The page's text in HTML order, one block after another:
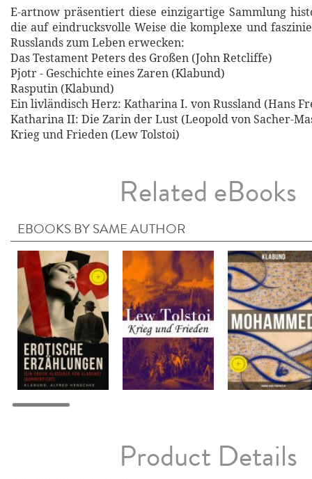
E-artnow präsentiert diese einzigartige Sammlung
die auf eindrucksvolle Weise die komplexe und
Russlands zum Leben erwecken:
Das Testament Peters des Großen (John Retcliffe)
Pjotr - Geschichte eines Zaren (Klabund)
Rasputin (Klabund)
Ein livländisch Herz: Katharina I. von Russland (Hans
Katharina II: Die Zarin der Lust (Leopold von Sacher-
Krieg und Frieden (Lew Tolstoi)
Related eBooks
EBOOKS BY SAME AUTHOR
Product Details